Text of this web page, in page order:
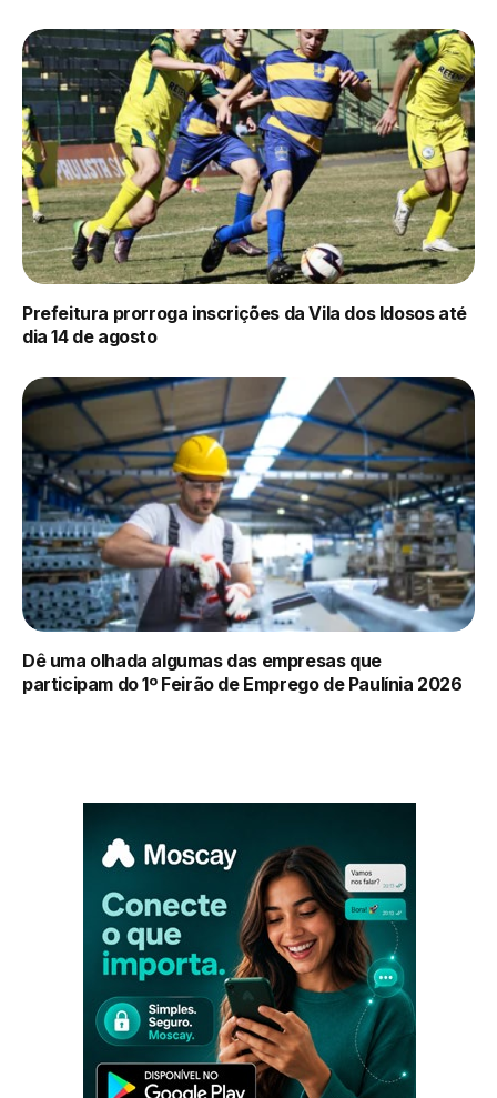
Prefeitura prorroga inscrições da Vila dos Idosos até
dia 14 de agosto
Dê uma olhada algumas das empresas que
participam do 1º Feirão de Emprego de Paulínia 2026